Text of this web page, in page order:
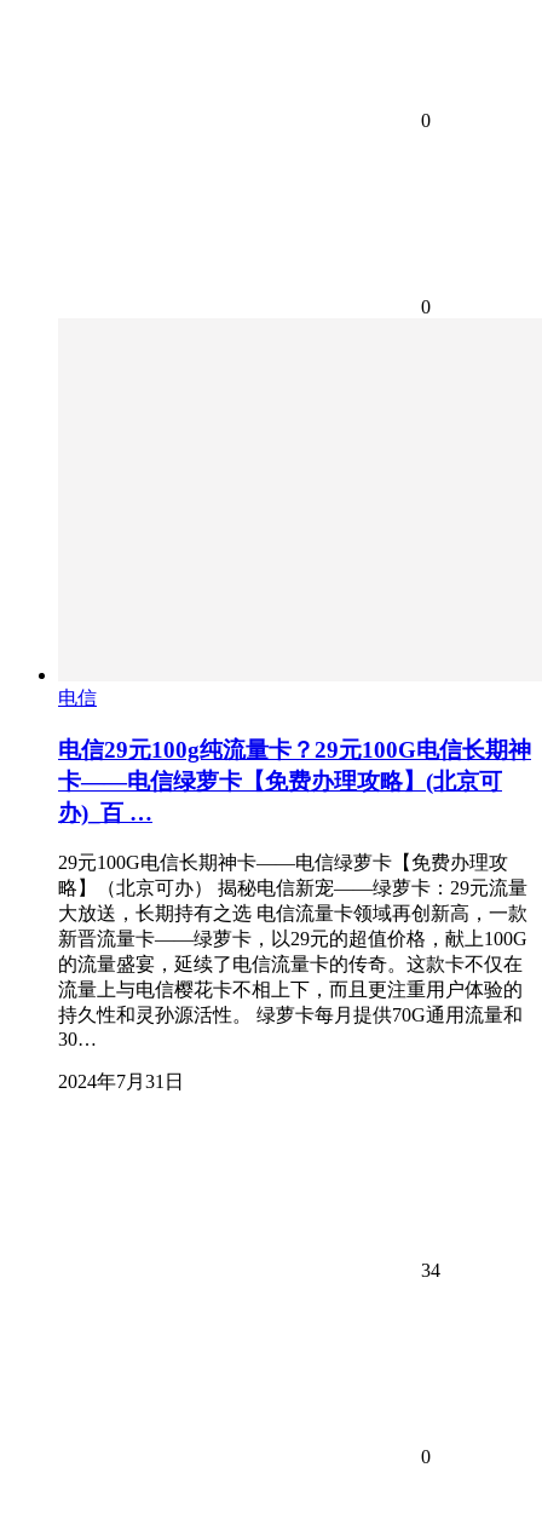
0
0
电信
电信29元100g纯流量卡？29元100G电信长期神
卡——电信绿萝卡【免费办理攻略】(北京可
办)_百 …
29元100G电信长期神卡——电信绿萝卡【免费办理攻
略】（北京可办） 揭秘电信新宠——绿萝卡：29元流量
大放送，长期持有之选 电信流量卡领域再创新高，一款
新晋流量卡——绿萝卡，以29元的超值价格，献上100G
的流量盛宴，延续了电信流量卡的传奇。这款卡不仅在
流量上与电信樱花卡不相上下，而且更注重用户体验的
持久性和灵孙源活性。 绿萝卡每月提供70G通用流量和
30…
2024年7月31日
34
0